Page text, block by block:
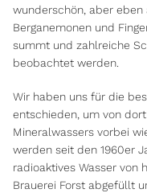
wunderschön, aber
Berganemonen und
summt und zahlreiche
beobachtet werden.
Wir haben uns für die
entschieden, um von
Mineralwassers vorbei
werden seit den 1960er
radioaktives Wasser von
Brauerei Forst abgefüllt